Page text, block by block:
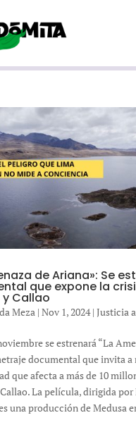
de Ariana»: Se
que expone la
y Callao
Meza| Nov 1, 2024| Justicia
se estrenará “La
documental que invita a
que afecta a más de 10
La película, dirigida por
una producción de Medusa